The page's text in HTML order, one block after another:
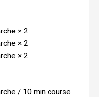
× 2
× 2
× 2
/ 10 min course